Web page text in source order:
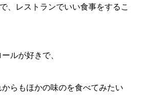
、レストランでいい食事をするこ
ルが好きで、
らもほかの味のを食べてみたい